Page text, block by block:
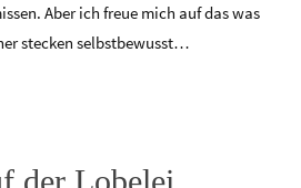
Aber ich freue mich auf das was
stecken selbstbewusst…
der Lobelei